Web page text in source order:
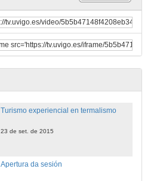
Intervención del Sr. Reitor Magfco. Salustiano Mato
23 de set. de 2015
Presentación de Mário Passos
Turismo experiencial en termalismo
23 de set. de 2015
Apertura da sesión